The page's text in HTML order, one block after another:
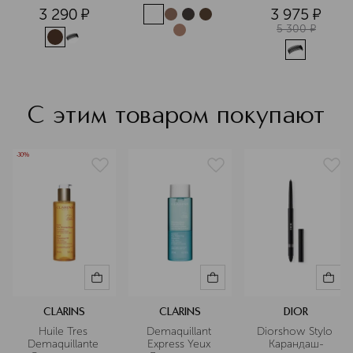
3 290 ¤
придающая
объем
3 975 ¤
5 300 ¤
С этим товаром покупают
-30%
CLARINS
Huile Tres
Demaquillante
CLARINS
Demaquillant
Express Yeux
DIOR
Diorshow Stylo
Карандаш-